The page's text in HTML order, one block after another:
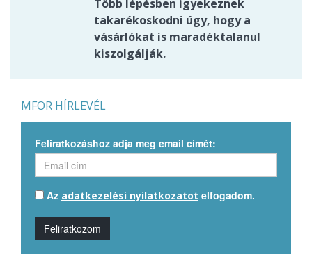
Több lépésben igyekeznek
takarékoskodni úgy, hogy a
vásárlókat is maradéktalanul
kiszolgálják.
MFOR HÍRLEVÉL
Feliratkozáshoz adja meg email címét:
Az adatkezelési nyilatkozatot elfogadom.
Feliratkozom